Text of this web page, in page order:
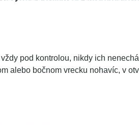
pod kontrolou, nikdy ich
alebo bočnom vrecku nohavíc, v